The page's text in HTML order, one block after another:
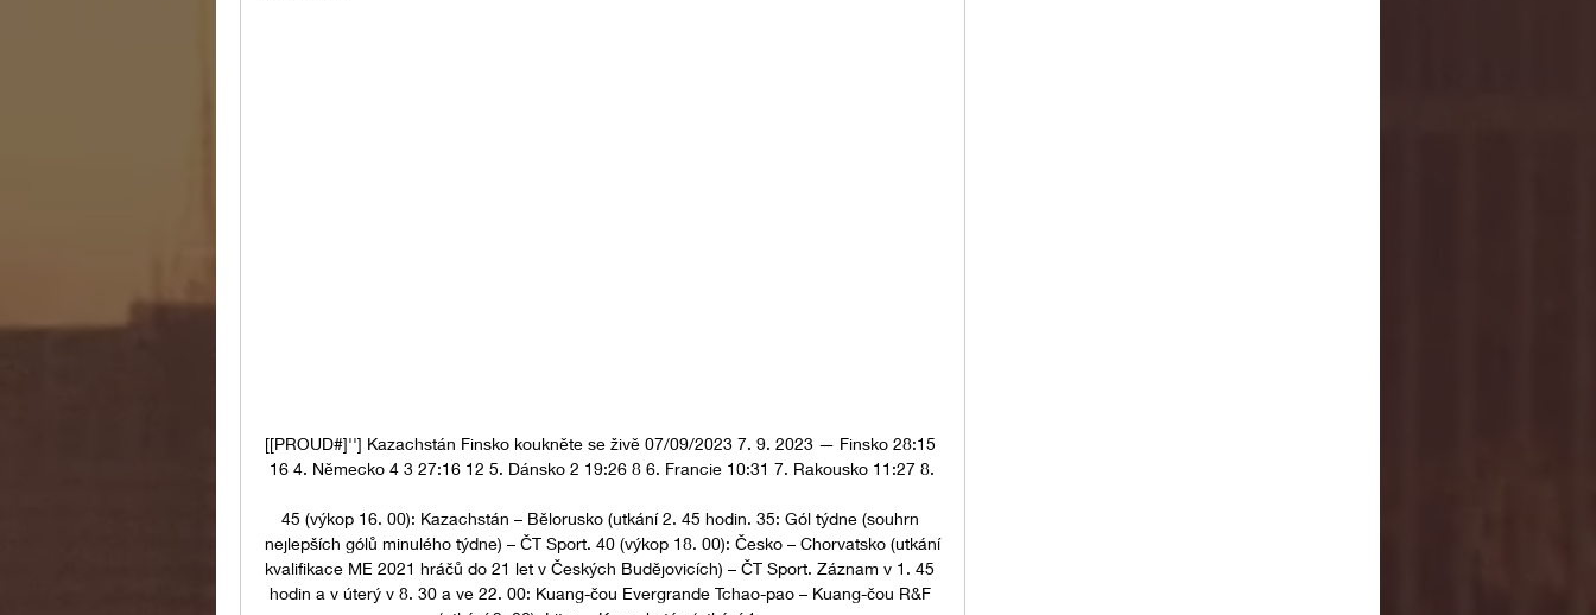
[[PROUD#]''] Kazachstán Finsko koukněte se živě 07/09/2023 7. 9. 2023 — Finsko 28:15
16 4. Německo 4 3 27:16 12 5. Dánsko 2 19:26 8 6. Francie 10:31 7. Rakousko 11:27 8.
45 (výkop 16. 00): Kazachstán – Bělorusko (utkání 2. 45 hodin. 35: Gól týdne (souhrn
nejlepších gólů minulého týdne) – ČT Sport. 40 (výkop 18. 00): Česko – Chorvatsko (utkání
kvalifikace ME 2021 hráčů do 21 let v Českých Budějovicích) – ČT Sport. Záznam v 1. 45
hodin a v úterý v 8. 30 a ve 22. 00: Kuang-čou Evergrande Tchao-pao – Kuang-čou R&F